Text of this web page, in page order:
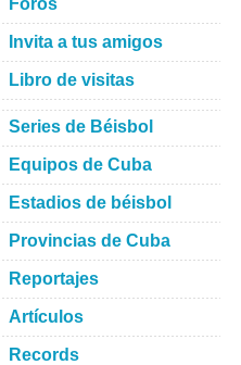
Foros
Invita a tus amigos
Libro de visitas
Series de Béisbol
Equipos de Cuba
Estadios de béisbol
Provincias de Cuba
Reportajes
Artículos
Records